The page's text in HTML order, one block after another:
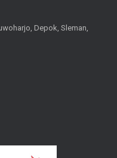
Depok, Sleman,